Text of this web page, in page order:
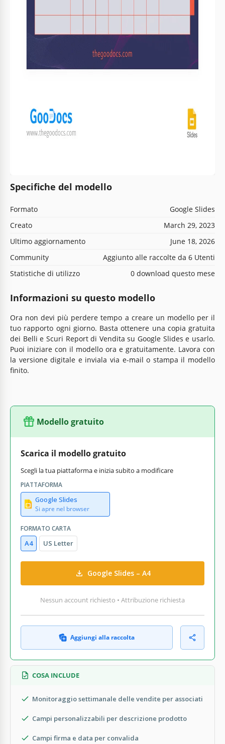
Specifiche del modello
Formato
Google Slides
Creato
March 29, 2023
Ultimo aggiornamento
June 18, 2026
Community
Aggiunto alle raccolte da 6 Utenti
Statistiche di utilizzo
0 download questo mese
Informazioni su questo modello
Ora non devi più perdere tempo a creare un modello per il
tuo rapporto ogni giorno. Basta ottenere una copia gratuita
dei Belli e Scuri Report di Vendita su Google Slides e usarlo.
Puoi iniziare con il modello ora e gratuitamente. Lavora con
la versione digitale e inviala via e-mail o stampa il modello
finito.
Modello gratuito
Scarica il modello gratuito
Scegli la tua piattaforma e inizia subito a modificare
PIATTAFORMA
Google Slides
Si apre nel browser
FORMATO CARTA
A4 US Letter
Google Slides – A4
Nessun account richiesto • Attribuzione richiesta
Aggiungi alla raccolta
COSA INCLUDE
Monitoraggio settimanale delle vendite per associati
Campi personalizzabili per descrizione prodotto
Campi firma e data per convalida